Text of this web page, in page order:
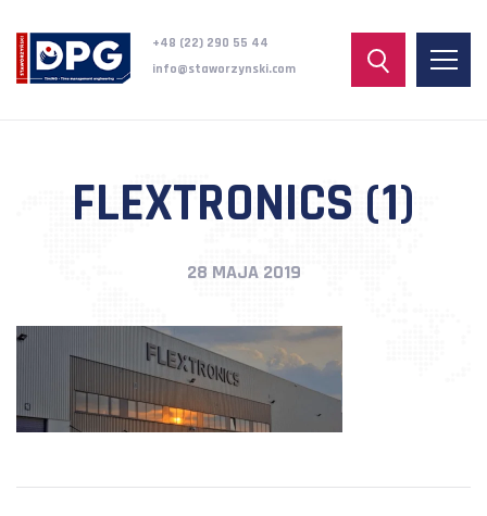
+48 (22) 290 55 44
info@staworzynski.com
FLEXTRONICS (1)
28 MAJA 2019